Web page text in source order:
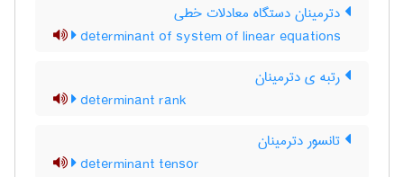
دترمینان دستگاه معادلات خطی
determinant of system of linear equations
رتبه ی دترمینان
determinant rank
تانسور دترمینان
determinant tensor